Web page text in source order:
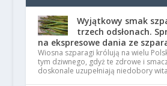
Wyjątkowy smak
trzech odsłonach.
na ekspresowe dania ze
Wiosna szparagi królują na wielu
tym dziwnego, gdyż te zdrowe i
doskonale uzupełniają niedobory